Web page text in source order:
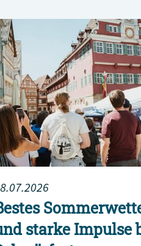
starke Impulse